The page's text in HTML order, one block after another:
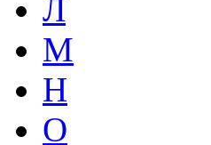
Л
М
Н
О